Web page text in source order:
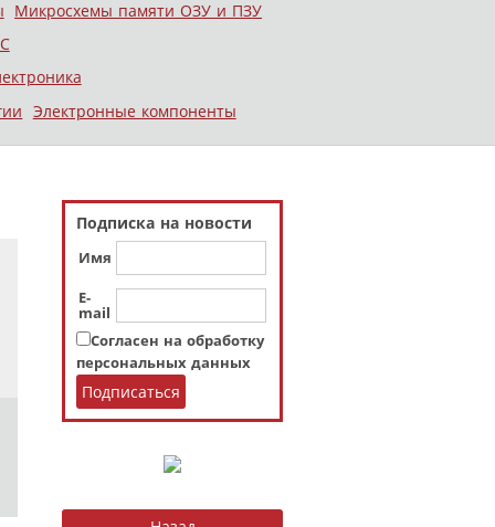
Микросхемы памяти ОЗУ и ПЗУ
Электронные компоненты
Подписка на новости
Имя
E-
mail
Согласен на обработку
персональных данных